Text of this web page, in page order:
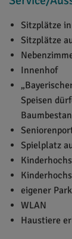
Sitzplätze
Sitzplätze
Innenhof
Speisen
Spielplatz
eigener
WLAN
Haustiere